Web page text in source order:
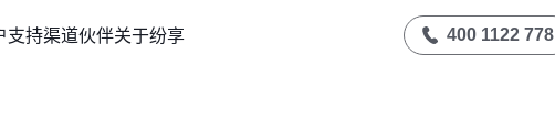
支持渠道伙伴关于纷享 400 1122 778